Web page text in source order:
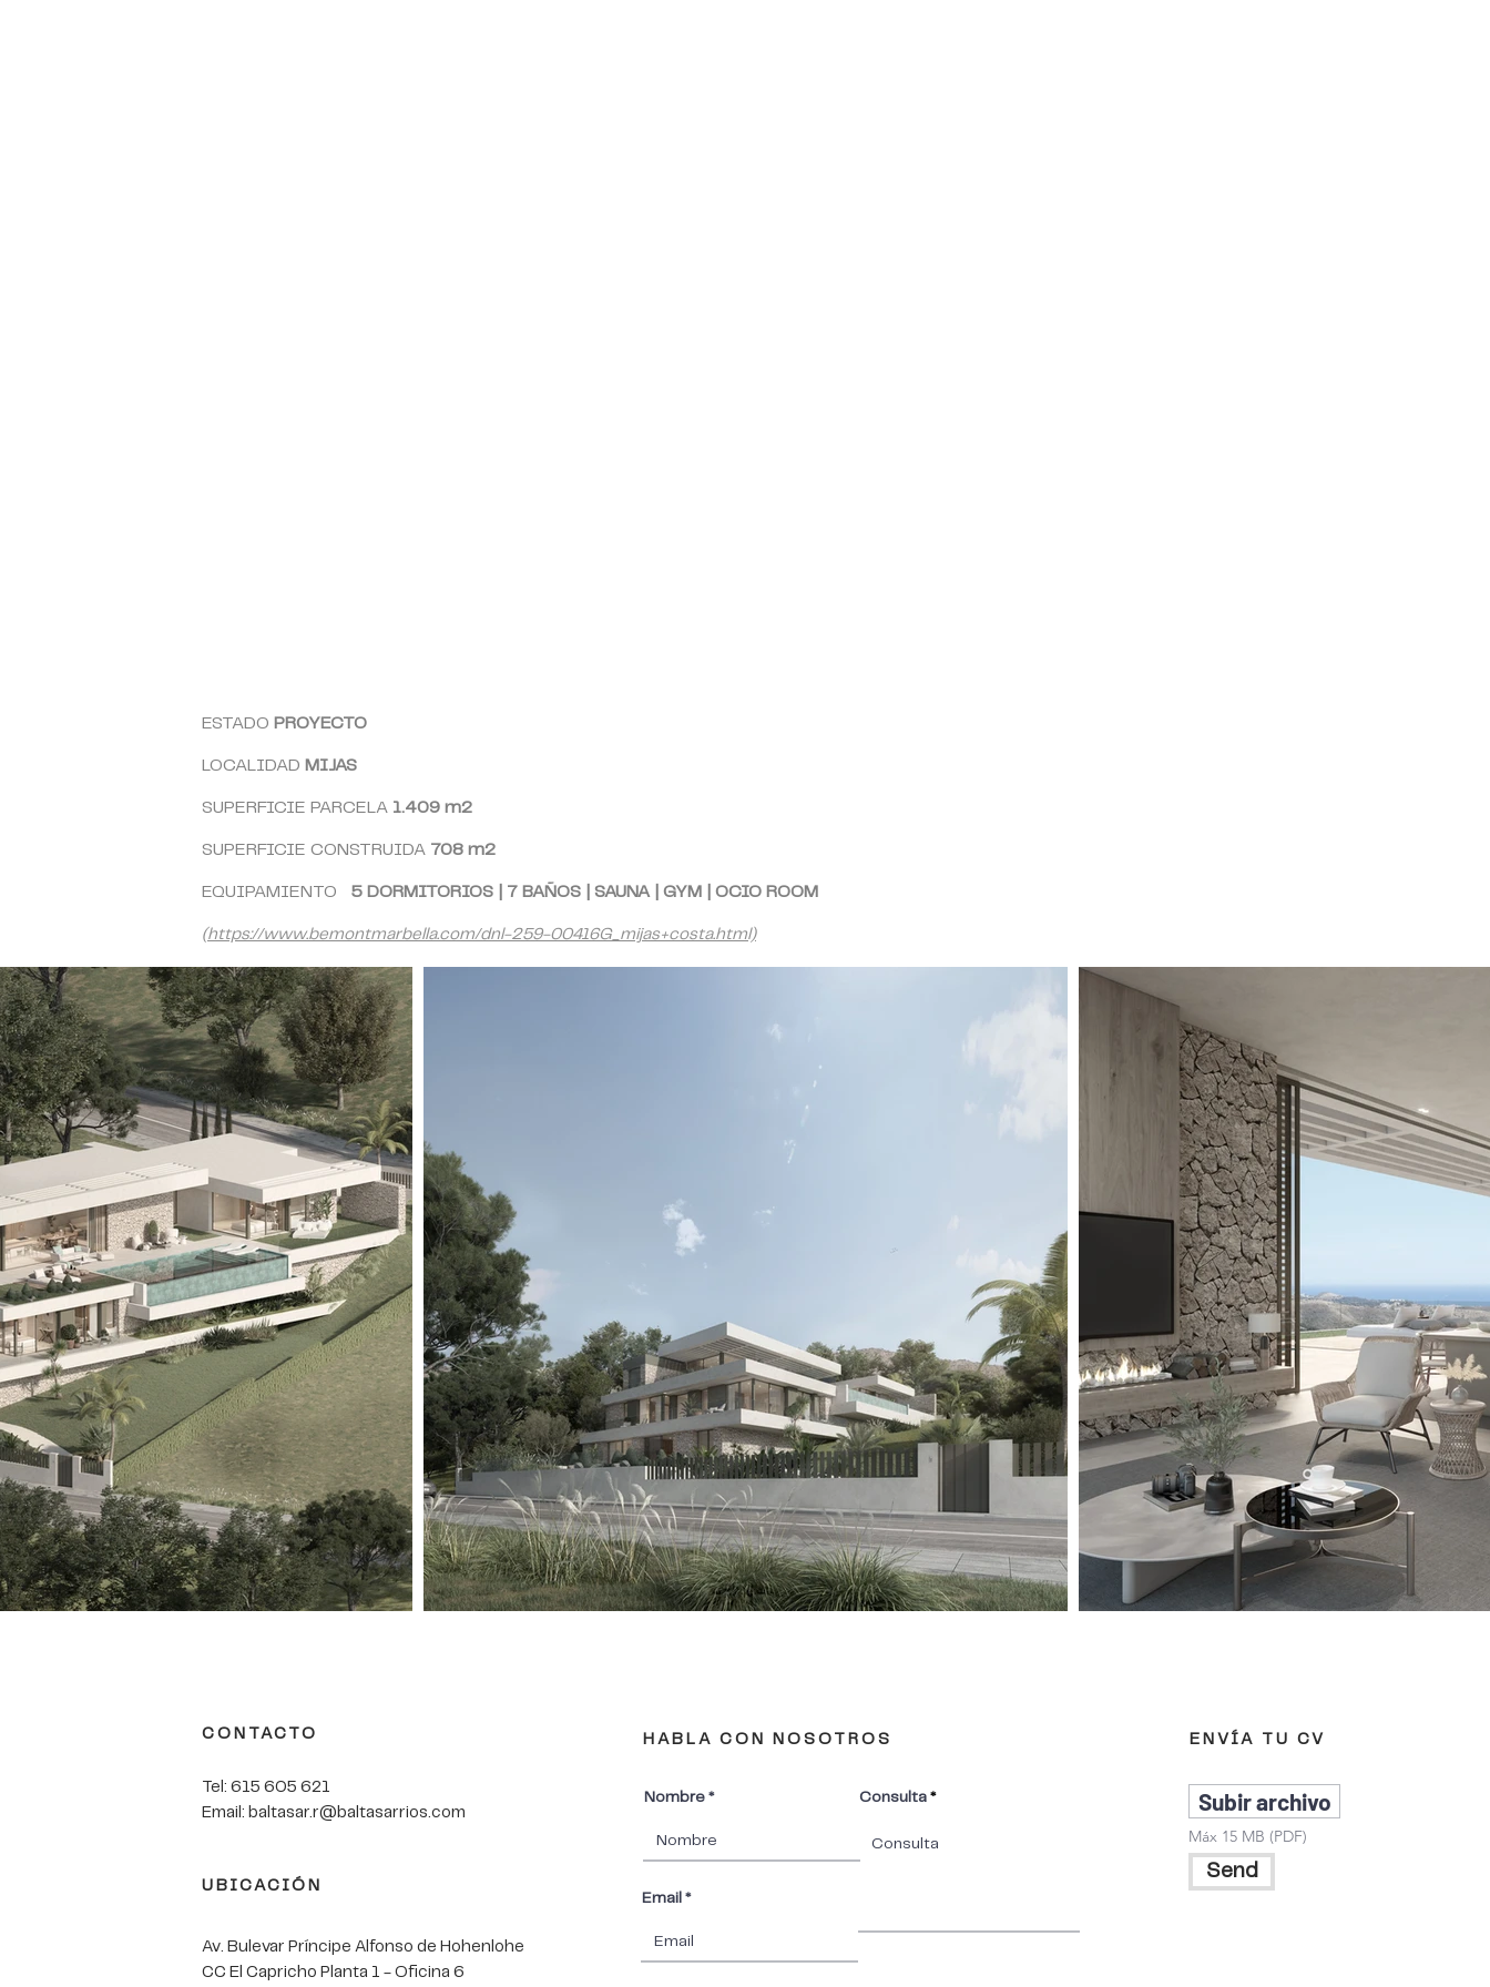
ESTADO PROYECTO
LOCALIDAD MIJAS
SUPERFICIE PARCELA 1.409 m2
SUPERFICIE CONSTRUIDA 708 m2
EQUIPAMIENTO 5 DORMITORIOS 7 BAÑOS | SAUNA | GYM | OCIO ROOM
(https://www.bemontmarbella.com/dnl-259-00416G_mijas+costa.html)
CONTACTO HABLA CON NOSOTROS
Tel: 615 605 621
Email: baltasar.r@baltasarrios.com
Av. Bulevar Príncipe Alfonso de Hohenlohe
CC El Capricho Planta 1 - Oficina 6
Nombre Consulta
Email
UBICACIÓN
ENVÍA TU CV
Subir archivo
Máx 15 MB (PDF)
Send